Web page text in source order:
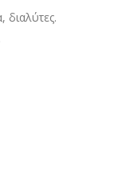
διαλύτες.